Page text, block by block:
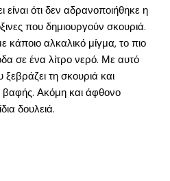
ότι δεν αδρανοποιήθηκε η
που δημιουργούν σκουριά.
κάποιο αλκαλικό μίγμα, το πιο
σε ένα λίτρο νερό. Με αυτό
τη σκουριά και
βαφής. Ακόμη και άφθονο
δουλειά.